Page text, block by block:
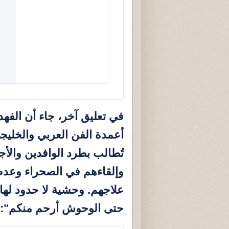
في تعليق آخر، جاء أن
أعمدة الفن العربي
تُطالب بطرد الوافدين
وإلقاءهم في الصحراء
علاجهم. وحشية لا حدود
حتى الوحوش أرحم منكم":